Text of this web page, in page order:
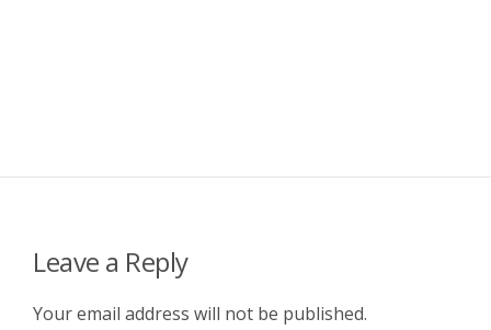
Leave a Reply
Your email address will not be published.